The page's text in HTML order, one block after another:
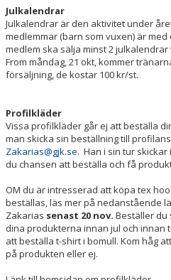
Julkalendrar
Julkalendrar är den aktivitet under
medlemmar (barn som vuxen) är
medlem ska sälja minst 2
From måndag, 21 okt, kommer
försäljning, de kostar 100 kr/st.
Profilkläder
Vissa profilkläder går ej att beställa
man skicka sin beställning till
Zakarias@gjk.se. Han i sin tur
du chansen att beställa och få
OM du är intresserad att köpa tex
beställas, läs mer på nedanstående
Zakarias senast 20 nov. Beställer du
dina produkterna innan jul och innan
att beställa t-shirt i bomull. Kom håg
på produkten eller ej.